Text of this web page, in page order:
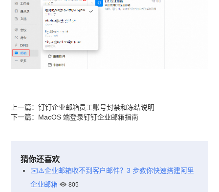
上一篇： 钉钉企业邮箱员工账号封禁和冻结说明
下一篇： MacOS 端登录钉钉企业邮箱指南
猜你还喜欢
✉️⚠️企业邮箱收不到客户邮件？3 步教你快速搭建阿里
企业邮箱
805